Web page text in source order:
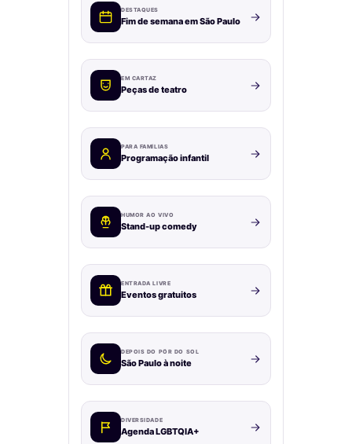
DESTAQUES
Fim de semana em São Paulo
EM CARTAZ
Peças de teatro
PARA FAMÍLIAS
Programação infantil
HUMOR AO VIVO
Stand-up comedy
ENTRADA LIVRE
Eventos gratuitos
DEPOIS DO PÔR DO SOL
São Paulo à noite
DIVERSIDADE
Agenda LGBTQIA+